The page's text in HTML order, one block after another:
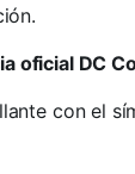
oficial DC
con el